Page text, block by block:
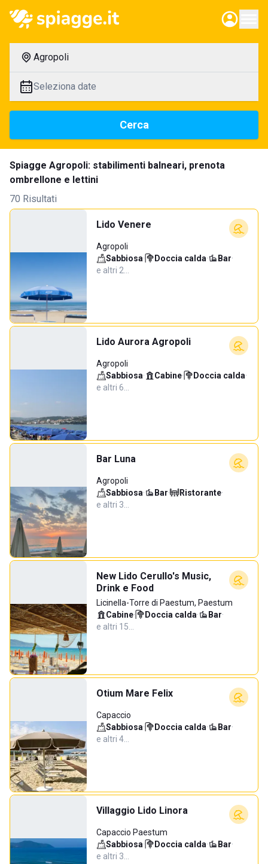
Agropoli
Seleziona date
Cerca
Spiagge Agropoli: stabilimenti balneari, prenota
ombrellone e lettini
70 Risultati
Lido Venere
Agropoli
Sabbiosa· Doccia calda· Bar·
e altri 2…
Lido Aurora Agropoli
Agropoli
Sabbiosa· Cabine· Doccia calda·
e altri 6…
Bar Luna
Agropoli
Sabbiosa· Bar· Ristorante·
e altri 3…
New Lido Cerullo's Music,
Drink e Food
Licinella-Torre di Paestum, Paestum
Cabine· Doccia calda· Bar·
e altri 15…
Otium Mare Felix
Capaccio
Sabbiosa· Doccia calda· Bar·
e altri 4…
Villaggio Lido Linora
Capaccio Paestum
Sabbiosa· Doccia calda· Bar·
e altri 3…